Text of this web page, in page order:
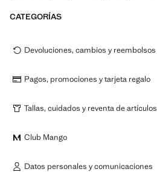
CATEGORÍAS
Devoluciones, cambios y reembolsos
Pagos, promociones y tarjeta regalo
Tallas, cuidados y reventa de artículos
Club Mango
Datos personales y comunicaciones